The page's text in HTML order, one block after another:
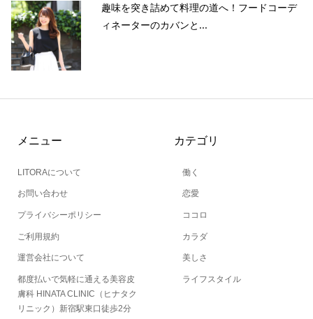
趣味を突き詰めて料理の道へ！フードコーデ
ィネーターのカバンと...
メニュー
LITORAについて
お問い合わせ
プライバシーポリシー
ご利用規約
運営会社について
都度払いで気軽に通える美容皮
膚科 HINATA CLINIC（ヒナタク
リニック）新宿駅東口徒歩2分
カテゴリ
働く
恋愛
ココロ
カラダ
美しさ
ライフスタイル